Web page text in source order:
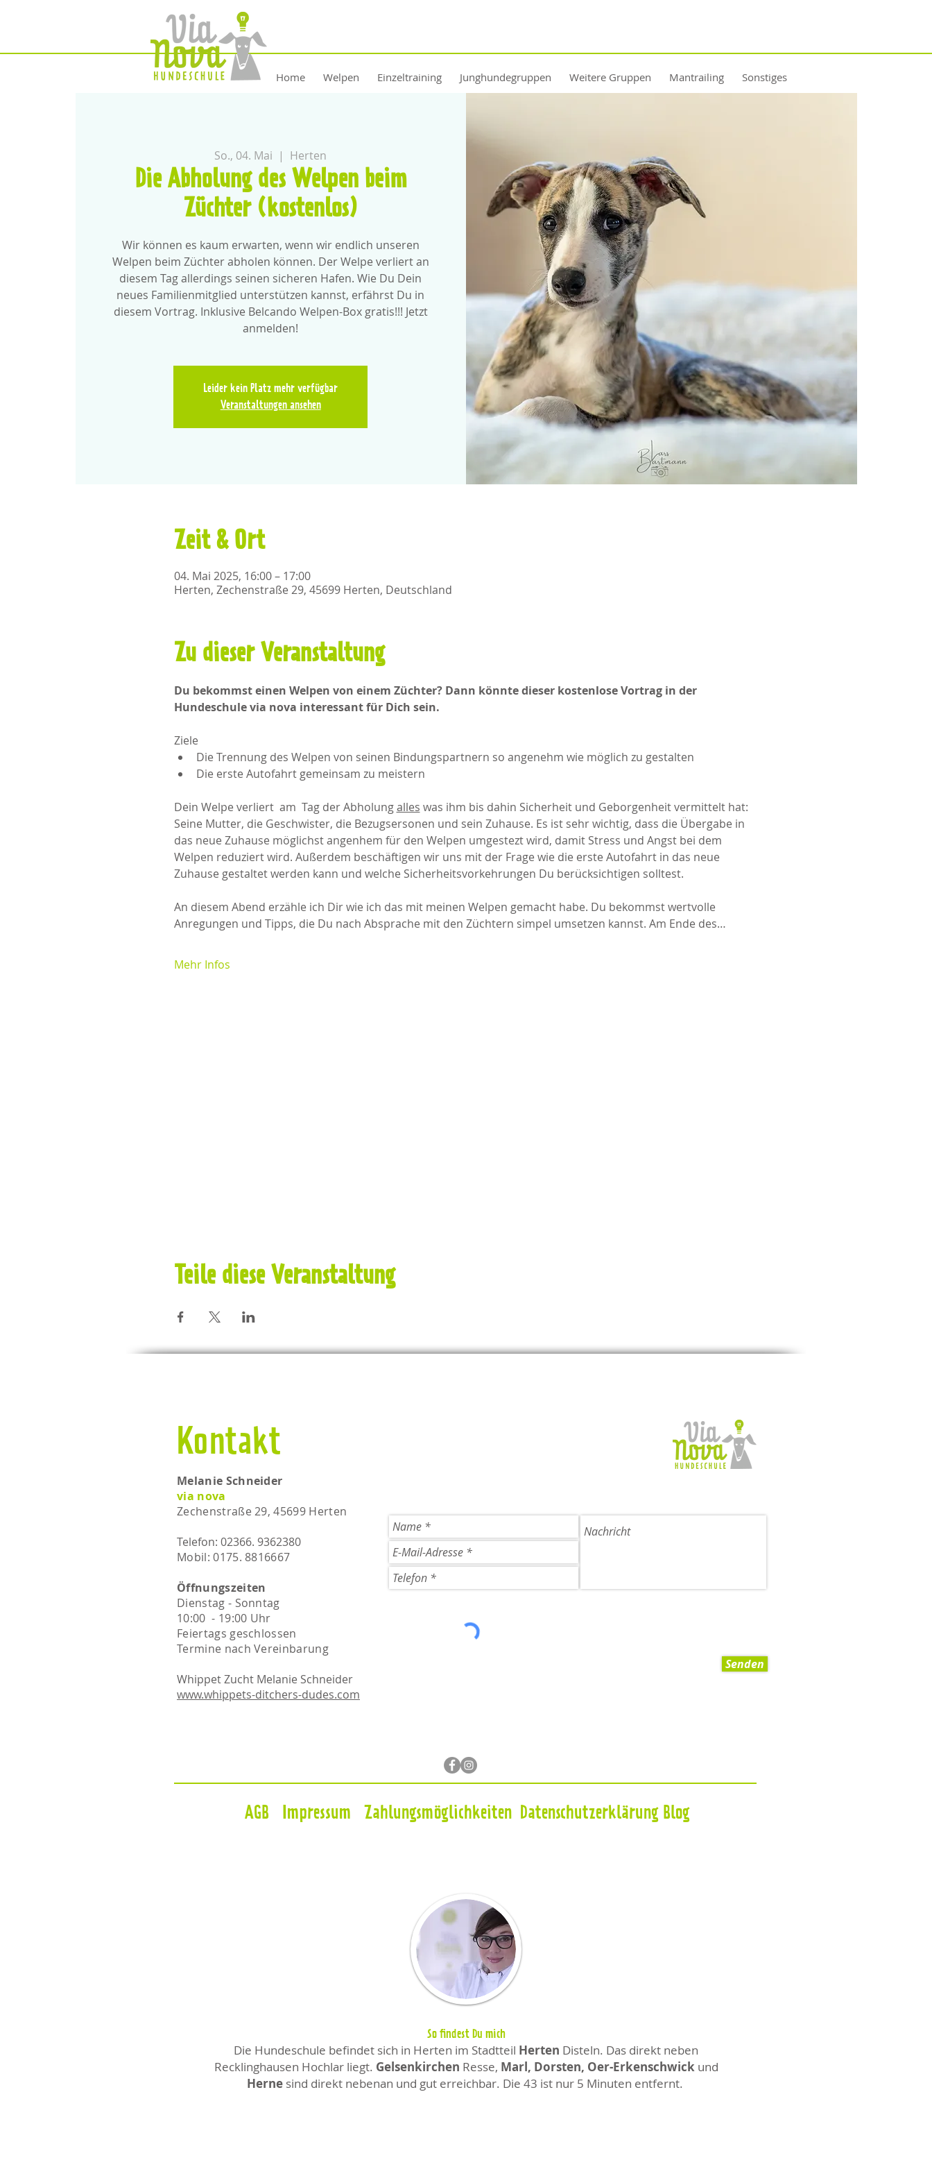
Home Welpen Einzeltraining Junghundegruppen Weitere Gruppen Mantrailing Sonstiges
So., 04. Mai
  |
Herten
Die Abholung des Welpen beim
Züchter (kostenlos)
Wir können es kaum erwarten, wenn wir endlich unseren
Welpen beim Züchter abholen können. Der Welpe verliert an
diesem Tag allerdings seinen sicheren Hafen. Wie Du Dein
neues Familienmitglied unterstützen kannst, erfährst Du in
diesem Vortrag. Inklusive Belcando Welpen-Box gratis!!! Jetzt
anmelden!
Leider kein Platz mehr verfügbar
Veranstaltungen ansehen
Zeit & Ort
04. Mai 2025, 16:00 – 17:00
Herten, Zechenstraße 29, 45699 Herten, Deutschland
Zu dieser Veranstaltung
Du bekommst einen Welpen von einem Züchter? Dann könnte dieser kostenlose Vortrag in der
Hundeschule via nova interessant für Dich sein.
Ziele
Die Trennung des Welpen von seinen Bindungspartnern so angenehm wie möglich zu gestalten
Die erste Autofahrt gemeinsam zu meistern
Dein Welpe verliert  am  Tag der Abholung alles was ihm bis dahin Sicherheit und Geborgenheit vermittelt hat:
Seine Mutter, die Geschwister, die Bezugsersonen und sein Zuhause. Es ist sehr wichtig, dass die Übergabe in
das neue Zuhause möglichst angenhem für den Welpen umgestezt wird, damit Stress und Angst bei dem
Welpen reduziert wird. Außerdem beschäftigen wir uns mit der Frage wie die erste Autofahrt in das neue
Zuhause gestaltet werden kann und welche Sicherheitsvorkehrungen Du berücksichtigen solltest.
An diesem Abend erzähle ich Dir wie ich das mit meinen Welpen gemacht habe. Du bekommst wertvolle
Anregungen und Tipps, die Du nach Absprache mit den Züchtern simpel umsetzen kannst. Am Ende des…
Mehr Infos
Teile diese Veranstaltung
Kontakt
Melanie Schneider
via nova
Zechenstraße 29, 45699 Herten
Telefon: 02366. 9362380
Mobil: 0175. 8816667​​
Öffnungszeiten
Dienstag - Sonntag
10:00 - 19:00 Uhr
Feiertags geschlossen
Termine nach Vereinbarung
Whippet Zucht Melanie Schneider
www.whippets-ditchers-dudes.com
Senden
AGB Impressum Blog
Zahlungsmöglichkeiten Datenschutzerklärung
So findest Du mich
Die Hundeschule befindet sich in Herten im Stadtteil Herten Disteln. Das direkt neben
Recklinghausen Hochlar liegt. Gelsenkirchen Resse, Marl, Dorsten, Oer-Erkenschwick und
Hernesind direkt nebenan und gut erreichbar. Die 43 ist nur 5 Minuten entfernt.